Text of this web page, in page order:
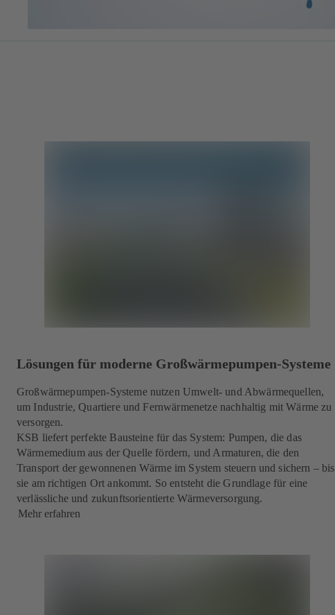
Lösungen für moderne Großwärmepumpen-Systeme
Großwärmepumpen-Systeme nutzen Umwelt- und Abwärmequellen,
um Industrie, Quartiere und Fernwärmenetze nachhaltig mit Wärme zu
versorgen.
KSB liefert perfekte Bausteine für das System: Pumpen, die das
Wärmemedium aus der Quelle fördern, und Armaturen, die den
Transport der gewonnenen Wärme im System steuern und sichern – bis
sie am richtigen Ort ankommt. So entsteht die Grundlage für eine
verlässliche und zukunftsorientierte Wärmeversorgung.
Mehr erfahren